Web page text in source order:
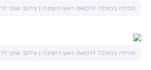
תפילה בפוניבז' לרפואת ראש הישיבה | צילום: שוקי
תפילה בפוניבז' לרפואת ראש הישיבה | צילום: שוקי